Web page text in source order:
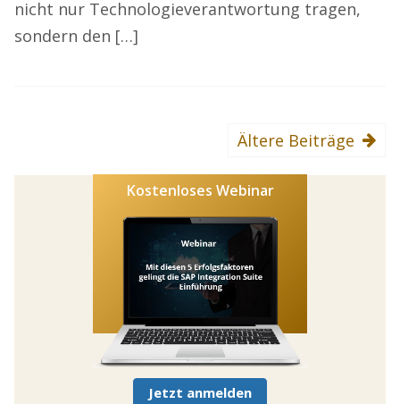
nicht nur Technologieverantwortung tragen,
sondern den […]
Ältere Beiträge
Kostenloses Webinar
Jetzt anmelden